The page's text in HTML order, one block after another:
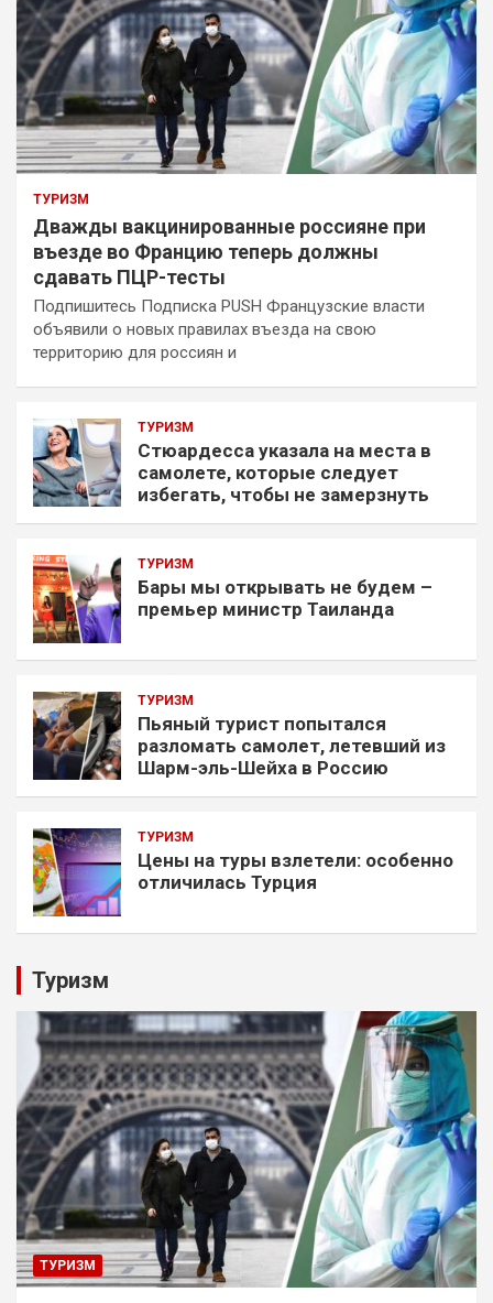
ТУРИЗМ
Дважды вакцинированные россияне при
въезде во Францию теперь должны
сдавать ПЦР-тесты
Подпишитесь Подписка PUSH Французские власти
объявили о новых правилах въезда на свою
территорию для россиян и
ТУРИЗМ
Стюардесса указала на места в
самолете, которые следует
избегать, чтобы не замерзнуть
ТУРИЗМ
Бары мы открывать не будем –
премьер министр Таиланда
ТУРИЗМ
Пьяный турист попытался
разломать самолет, летевший из
Шарм-эль-Шейха в Россию
ТУРИЗМ
Цены на туры взлетели: особенно
отличилась Турция
Туризм
ТУРИЗМ